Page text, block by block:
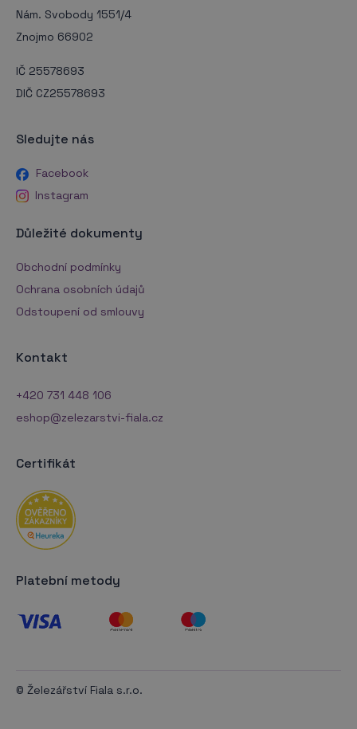
Nám. Svobody 1551/4
Znojmo 66902
IČ 25578693
DIČ CZ25578693
Sledujte nás
Facebook
Instagram
Důležité dokumenty
Obchodní podmínky
Ochrana osobních údajů
Odstoupení od smlouvy
Kontakt
+420 731 448 106
eshop@zelezarstvi-fiala.cz
Certifikát
Platební metody
© Železářství Fiala s.r.o.